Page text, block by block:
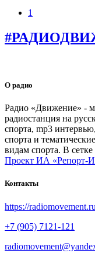
1
О радио
Радио «Движение» -
радиостанция на
спорта, mp3
спорта и
видам спорта. В
Проект ИА «Репорт-
Контакты
https://
+7 (905) 7121-121